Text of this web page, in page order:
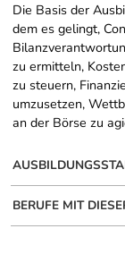
Die Basis der
dem es gelingt,
zu ermitteln,
zu steuern,
umzusetzen,
an der Börse zu
BERUFE MIT